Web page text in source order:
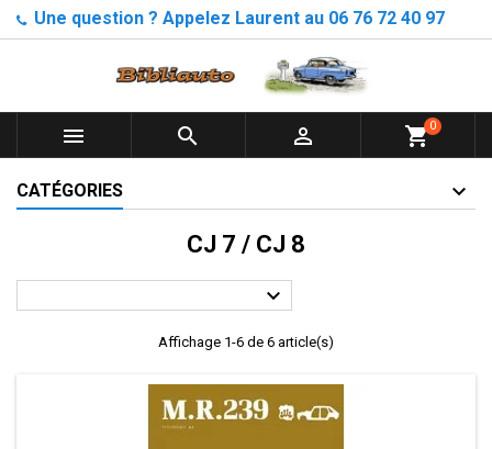
Une question ? Appelez Laurent au 06 76 72 40 97
   shopping_cart0
CATÉGORIES
CJ 7 / CJ 8

Affichage 1-6 de 6 article(s)